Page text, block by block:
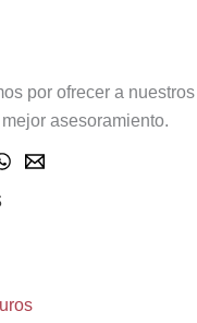
por ofrecer a nuestros
asesoramiento.